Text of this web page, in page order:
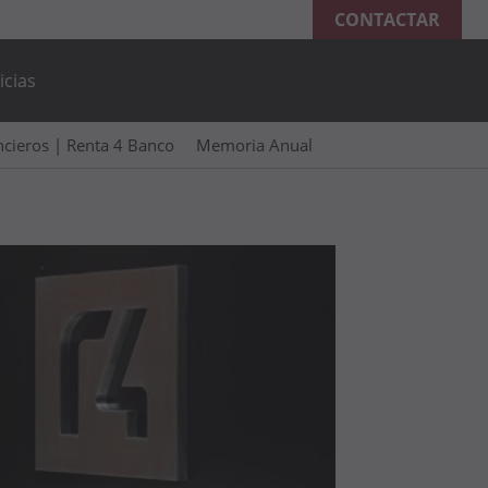
CONTACTAR
| Renta 4 Banco Memoria Anual